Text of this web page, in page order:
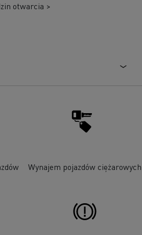
otwarcia >
Wynajem pojazdów ciężarowych